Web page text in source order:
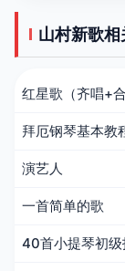
山村新歌相
红星歌（齐唱+合
拜厄钢琴基本教
演艺人
一首简单的歌
40首小提琴初